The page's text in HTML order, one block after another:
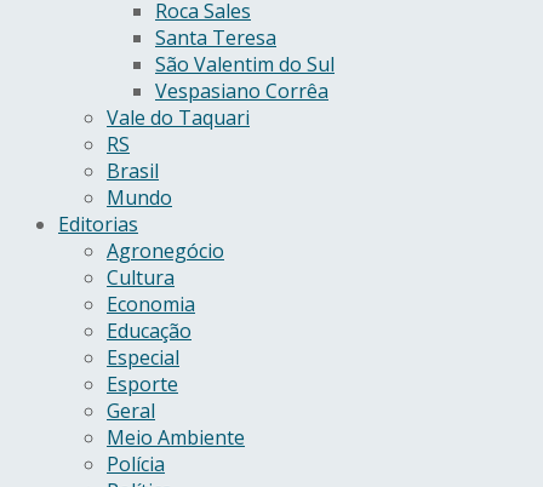
Roca Sales
Santa Teresa
São Valentim do Sul
Vespasiano Corrêa
Vale do Taquari
RS
Brasil
Mundo
Editorias
Agronegócio
Cultura
Economia
Educação
Especial
Esporte
Geral
Meio Ambiente
Polícia